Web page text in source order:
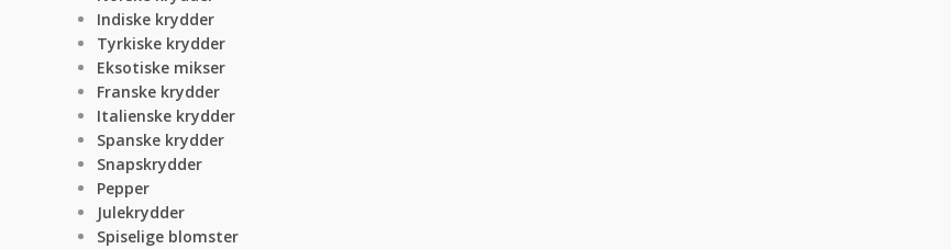
Indiske krydder
Tyrkiske krydder
Eksotiske mikser
Franske krydder
Italienske krydder
Spanske krydder
Snapskrydder
Pepper
Julekrydder
Spiselige blomster